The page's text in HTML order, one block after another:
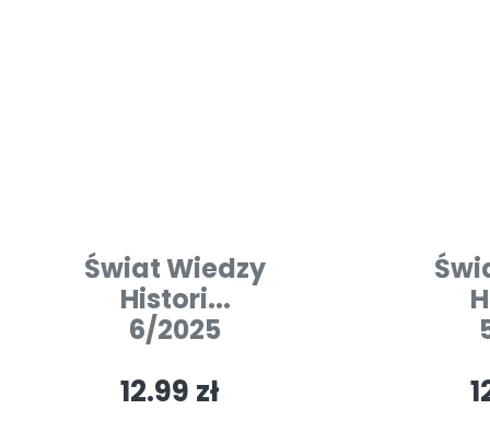
Świat Wiedzy
Histori...
6/2025
12.99 zł